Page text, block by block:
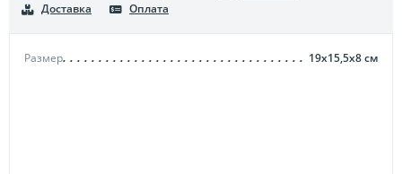
Размер 19х15,5х8см
Доставка
Оплата